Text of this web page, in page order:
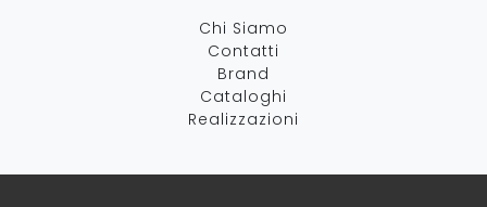
Chi Siamo
Contatti
Brand
Cataloghi
Realizzazioni